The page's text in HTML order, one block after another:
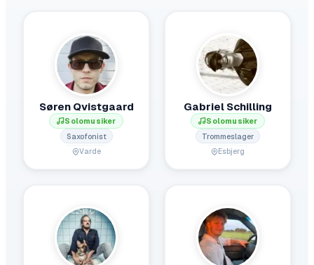
Søren Qvistgaard
Solomusiker
Saxofonist
Varde
Gabriel Schilling
Solomusiker
Trommeslager
Esbjerg